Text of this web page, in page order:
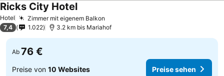
Hotel Zimmer mit eigenem Balkon
Ricks City Hotel
7,4 1.022 3.2 km bis Mariahof
Ab 76 €
Preise von 10 Websites Preise sehen